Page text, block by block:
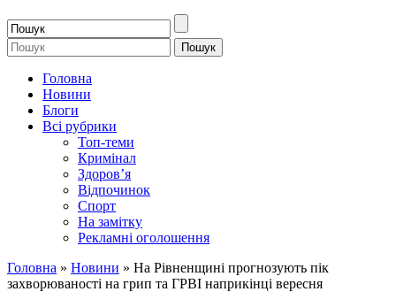
Головна
Новини
Блоги
Всі рубрики
Топ-теми
Кримінал
Здоров’я
Відпочинок
Спорт
На замітку
Рекламні оголошення
Головна » Новини » На Рівненщині прогнозують пік
захворюваності на грип та ГРВІ наприкінці вересня